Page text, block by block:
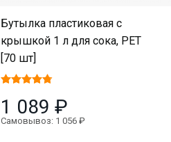
Бутылка пластиковая с
крышкой 1 л для сока, PET
[70 шт]
1 089 ₽
Самовывоз: 1 056 ₽